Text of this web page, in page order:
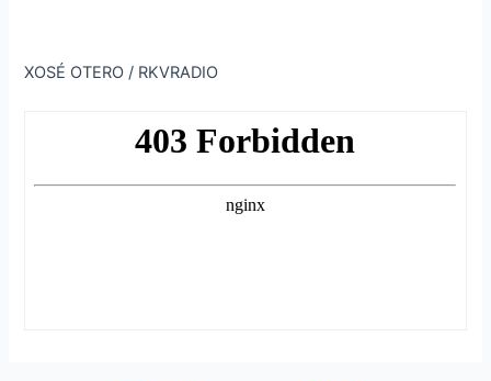
XOSÉ OTERO / RKVRADIO